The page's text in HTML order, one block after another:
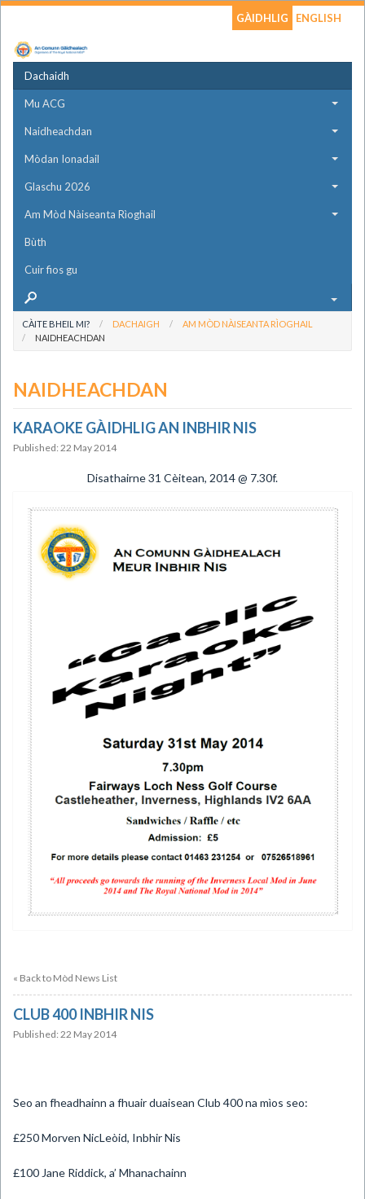
GÀIDHLIG ENGLISH
Dachaidh
Mu ACG
Naidheachdan
Mòdan Ionadail
Glaschu 2026
Am Mòd Nàiseanta Rìoghail
Bùth
Cuir fios gu
CÀITE BHEIL MI? DACHAIGH
AM MÒD NÀISEANTA RÌOGHAIL
NAIDHEACHDAN
NAIDHEACHDAN
KARAOKE GÀIDHLIG AN INBHIR NIS
Published: 22 May 2014
Disathairne 31 Cèitean, 2014 @ 7.30f.
« Back to Mòd News List
CLUB 400 INBHIR NIS
Published: 22 May 2014
Seo an fheadhainn a fhuair duaisean Club 400 na mìos seo:
£250 Morven NicLeòid, Inbhir Nis
£100 Jane Riddick, a’ Mhanachainn